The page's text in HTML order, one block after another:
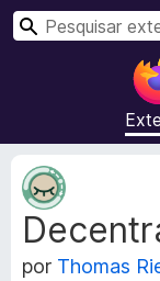
P
por Thomas
M
e
t
a
d